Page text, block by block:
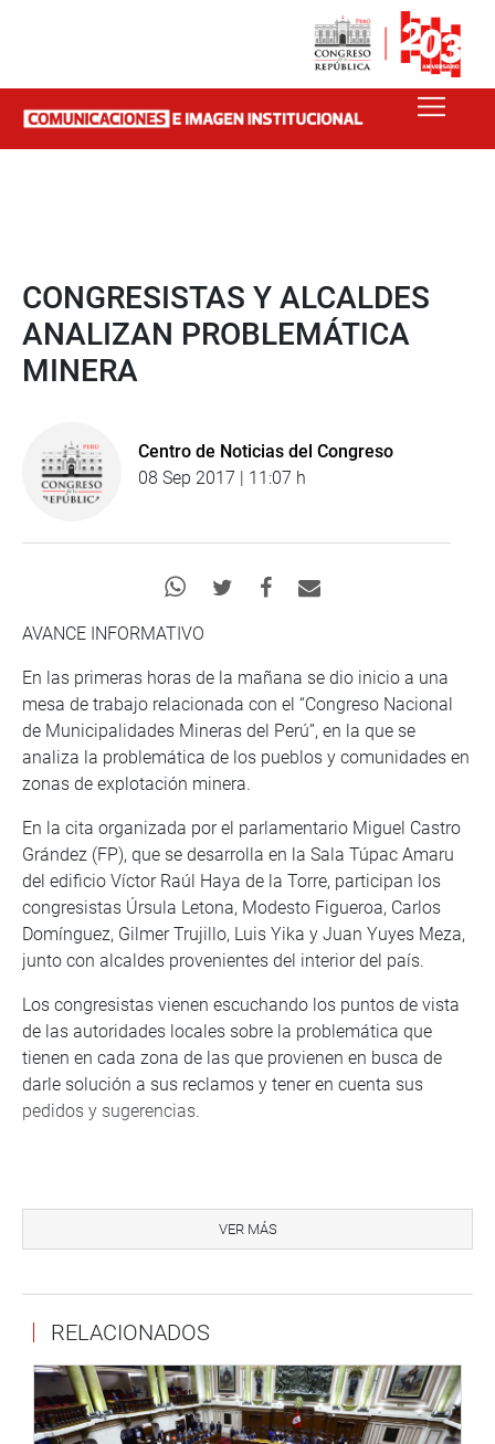
CONGRESISTAS Y ALCALDES
ANALIZAN PROBLEMÁTICA
MINERA
Centro de Noticias del Congreso
08 Sep 2017 | 11:07 h
AVANCE INFORMATIVO
En las primeras horas de la mañana se dio inicio a una
mesa de trabajo relacionada con el “Congreso Nacional
de Municipalidades Mineras del Perú”, en la que se
analiza la problemática de los pueblos y comunidades en
zonas de explotación minera.
En la cita organizada por el parlamentario Miguel Castro
Grández (FP), que se desarrolla en la Sala Túpac Amaru
del edificio Víctor Raúl Haya de la Torre, participan los
congresistas Úrsula Letona, Modesto Figueroa, Carlos
Domínguez, Gilmer Trujillo, Luis Yika y Juan Yuyes Meza,
junto con alcaldes provenientes del interior del país.
Los congresistas vienen escuchando los puntos de vista
de las autoridades locales sobre la problemática que
tienen en cada zona de las que provienen en busca de
darle solución a sus reclamos y tener en cuenta sus
pedidos y sugerencias.
Puede encontrar más información en nuestra página web
http://www.congreso.gob.pe/
Facebook:https://www.facebook.com/
fref=ts
Twitter:https://twitter.com/congresoperu<https://
Youtube:http://www.youtube.com/congresoperu<http://
Soundcloud:https://soundcloud.com/radiocongreso<
VER MÁS
RELACIONADOS